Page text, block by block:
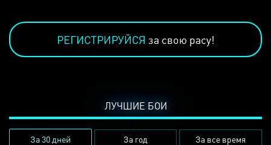
РЕГИСТРИРУЙСЯ за свою расу!
ЛУЧШИЕ БОИ
За 30 дней За год За все время